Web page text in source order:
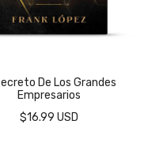
De Los Grandes
Empresarios
$16.99 USD